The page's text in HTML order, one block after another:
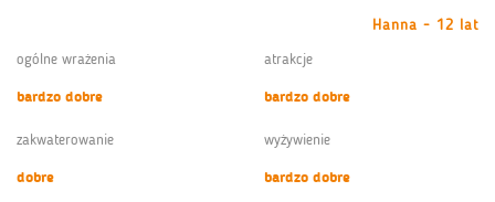
Hanna - 12 lat
ogólne wrażenia
bardzo dobre
atrakcje
bardzo dobre
zakwaterowanie
dobre
wyżywienie
bardzo dobre